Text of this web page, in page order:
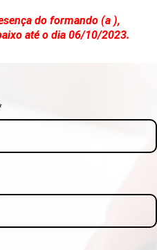
do formando (a ),
até o dia 06/10/2023.